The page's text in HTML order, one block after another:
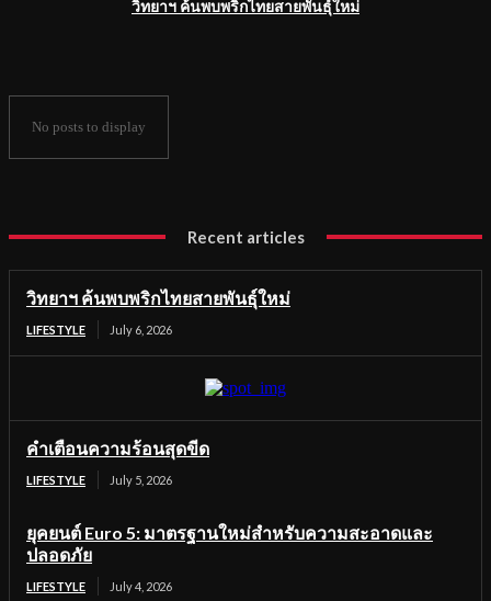
วิทยาฯ ค้นพบพริกไทยสายพันธุ์ใหม่
No posts to display
Recent articles
วิทยาฯ ค้นพบพริกไทยสายพันธุ์ใหม่
LIFESTYLE July 6, 2026
คำเตือนความร้อนสุดขีด
LIFESTYLE July 5, 2026
ยุคยนต์ Euro 5: มาตรฐานใหม่สำหรับความสะอาดและ
ปลอดภัย
LIFESTYLE July 4, 2026